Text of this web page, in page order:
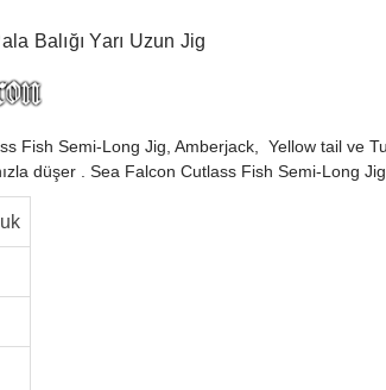
Balığı Yarı Uzun Jig
Fish Semi-Long Jig, Amberjack, Yellow tail ve
düşer . Sea Falcon Cutlass Fish Semi-Long